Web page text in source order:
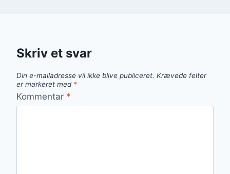
Skriv et svar
Din e-mailadresse vil ikke blive publiceret. Krævede felter
er markeret med *
Kommentar *